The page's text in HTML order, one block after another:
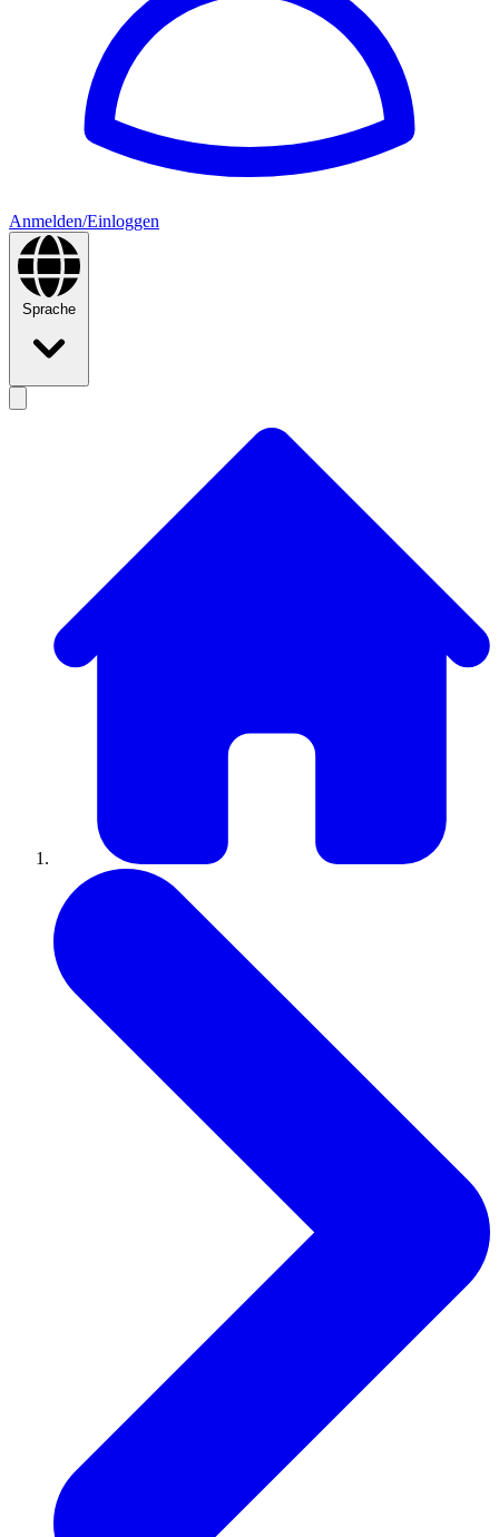
Anmelden/Einloggen
Sprache